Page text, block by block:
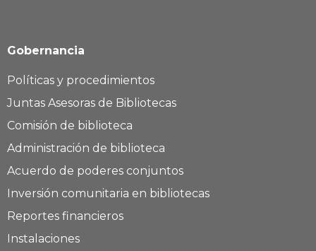
Gobernancia
Políticas y procedimientos
Juntas Asesoras de Bibliotecas
Comisión de biblioteca
Administración de biblioteca
Acuerdo de poderes conjuntos
Inversión comunitaria en bibliotecas
Reportes financieros
Instalaciones